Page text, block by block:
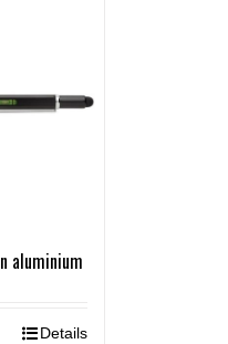
aluminium
Details